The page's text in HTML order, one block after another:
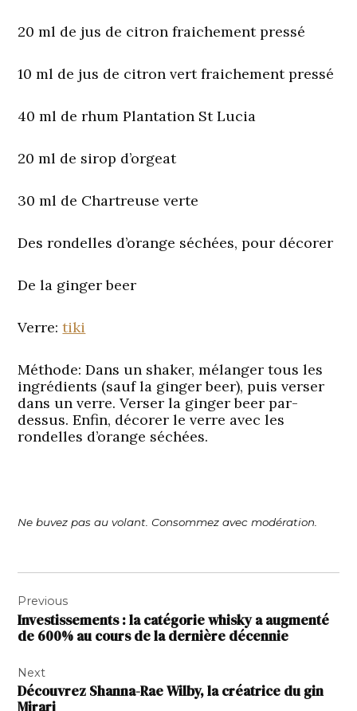
20 ml de jus de citron fraichement pressé
10 ml de jus de citron vert fraichement pressé
40 ml de rhum Plantation St Lucia
20 ml de sirop d’orgeat
30 ml de Chartreuse verte
Des rondelles d’orange séchées, pour décorer
De la ginger beer
Verre:tiki
Méthode: Dans un shaker, mélanger tous les
ingrédients (sauf la ginger beer), puis verser
dans un verre. Verser la ginger beer par-
dessus. Enfin, décorer le verre avec les
rondelles d’orange séchées.
Ne buvez pas au volant. Consommez avec modération.
de
l’article
Previous
Investissements : la catégorie whisky a augmenté
de 600% au cours de la dernière décennie
Next
Découvrez Shanna-Rae Wilby, la créatrice du gin
Mirari